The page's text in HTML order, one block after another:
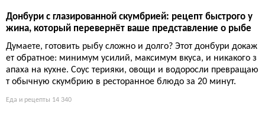
Донбури с глазированной скумбрией: рецепт быстрого у
жина, который перевернёт ваше представление о рыбе
Думаете, готовить рыбу сложно и долго? Этот донбури докаж
ет обратное: минимум усилий, максимум вкуса, и никакого з
апаха на кухне. Соус терияки, овощи и водоросли превращаю
т обычную скумбрию в ресторанное блюдо за 20 минут.
Еда и рецепты 14 340